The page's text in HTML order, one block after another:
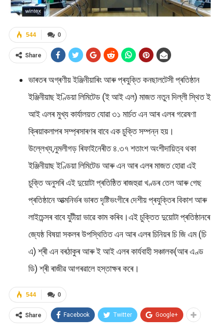
0
544
Share
ভাৰতৰ অগ্ৰণীয় ইঞ্জিনীয়াৰিং আৰু প্ৰযুক্তি কনছালটেসী প্ৰতিষ্ঠান
ইঞ্জিনীয়াছ ইণ্ডিয়া লিমিটেড (ই আই এল) মাজত নতুন দিল্লী স্থিত ই
আই এলৰ মুখ্য কাৰ্যালয়ত যোৱা ৩১ মাৰ্চত এন আৰ এলৰ গৱেষণা
ক্ৰিয়াকলাপৰ সম্প্ৰসাৰণৰ বাবে এক চুক্তি সম্পন্ন হয়।
উল্লেখ্য,নুমলীগড় ৰিফাইনেৰীত ৪.৩৭ শতাংশ অংশীদায়িত্ব থকা
ইঞ্জিনীয়াছ ইণ্ডিয়া লিমিটেড আৰু এন আৰ এলৰ মাজত হোৱা এই
চুক্তি অনুসৰি এই দুয়োটা প্ৰতিষ্ঠিত ৰাজহুৱা খণ্ডৰ তেল আৰু গেছ
প্ৰতিষ্ঠানে আত্মনির্ভৰ ভাৰত দৃষ্টিভংগীৰে দেশীয় প্ৰযুক্তিৰ বিকাশ আৰু
লাইচেন্সৰ বাবে যুটীয়া ভাৱে কাম কৰিব।এই চুক্তিত দুয়োটা প্ৰতিষ্ঠানৰে
জ্যেষ্ঠ বিষয়া সকলৰ উপস্থিতিত এন আৰ এলৰ চিনিয়ৰ চি জি এম (চি
এ) শ্ৰী এন বৰঠাকুৰ আৰু ই আই এলৰ কাৰ্যবাহী সঞ্চালক(আৰ এণ্ড
ডি) শ্ৰী ৰাজীৱ আগৰৱালে হস্তাক্ষৰ কৰে।
0
544
Share Facebook Twitter Google+